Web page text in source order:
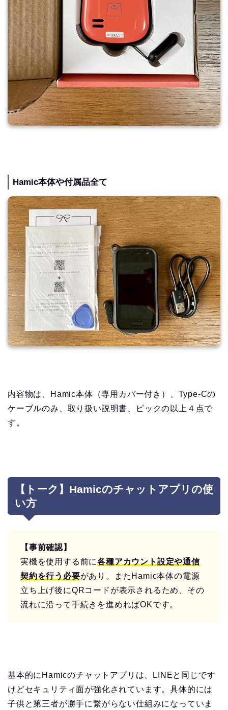
Hamic本体や付属品全て
内容物は、Hamic本体（専用カバー付き）、Type‐Cの
ケーブルのみ、取り扱い説明書、ピックの以上４点で
す。
【トーク】Hamicのチャットアプリの使
い方
【事前確認】
実機を使用する前に各種アカウント設定や通信
契約を行う必要があり。またHamic本体の電源
立ち上げ後にQRコードが表示されるため、その
流れに沿って手続きを進めればOKです。
基本的にHamicのチャットアプリは、LINEと同じです
けどセキュリティ面が強化されています。具体的には
子供と第三者が勝手に繋がらない仕組みになっていま